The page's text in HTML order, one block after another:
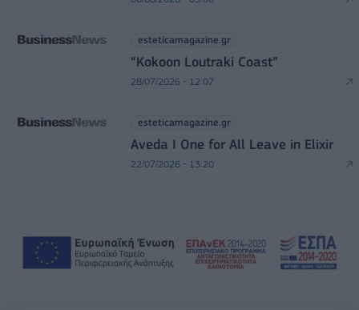
esteticamagazine.gr
“Kokoon Loutraki Coast”
28/07/2026 - 12:07
esteticamagazine.gr
Aveda I One for All Leave in Elixir
22/07/2026 - 13:20